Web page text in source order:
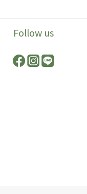
Follow us